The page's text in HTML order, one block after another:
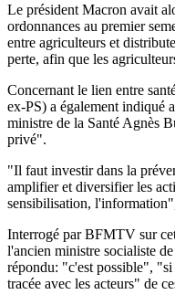
Le président Macron avait
ordonnances au premier
entre agriculteurs et
perte, afin que les
Concernant le lien entre
ex-PS) a également indiqué
ministre de la Santé Agnès
privé".
"Il faut investir dans la
amplifier et diversifier les
sensibilisation,
Interrogé par BFMTV sur
l'ancien ministre socialiste
répondu: "c'est possible",
tracée avec les acteurs" de